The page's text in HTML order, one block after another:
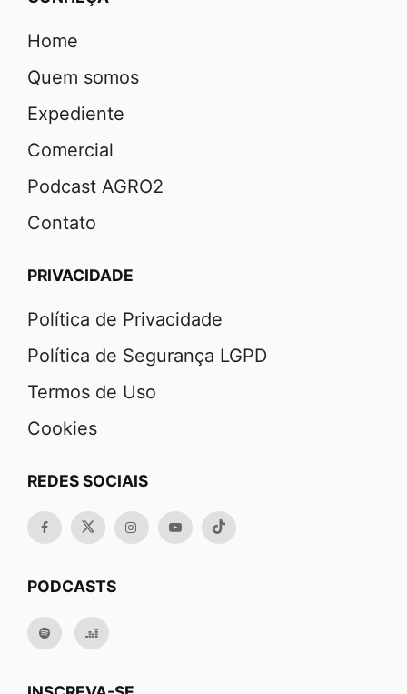
Home
Quem somos
Expediente
Comercial
Podcast AGRO2
Contato
PRIVACIDADE
Política de Privacidade
Política de Segurança LGPD
Termos de Uso
Cookies
REDES SOCIAIS
PODCASTS